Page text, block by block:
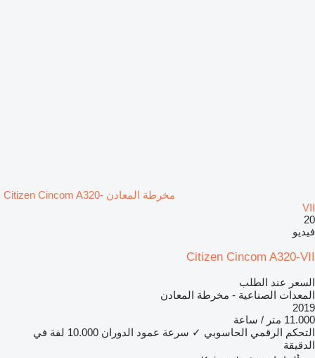
مخرطة المعادن Citizen Cincom A320-
VII
20
فيديو
Citizen Cincom A320-VII
السعر عند الطلب
المعدات الصناعية - مخرطة المعادن
2019
11.000 متر / ساعة
التحكم الرقمي الحاسوبي ✓ سرعة عمود الدوران
10.000 لفة في
الدقيقة